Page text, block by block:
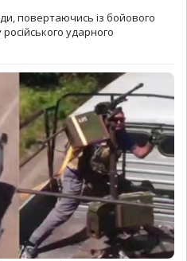
повертаючись із бойового
ударного